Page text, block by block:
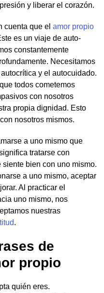
y liberar el corazón.
cuenta que el amor propio
es un viaje de auto-
constantemente
Necesitamos
y el autocuidado.
todos cometemos
con nosotros
propia dignidad. Esto
nosotros mismos.
a uno mismo que
tratarse con
bien con uno mismo.
a uno mismo, aceptar
Al practicar el
uno mismo, nos
nuestras
.
de
propio
quién eres.